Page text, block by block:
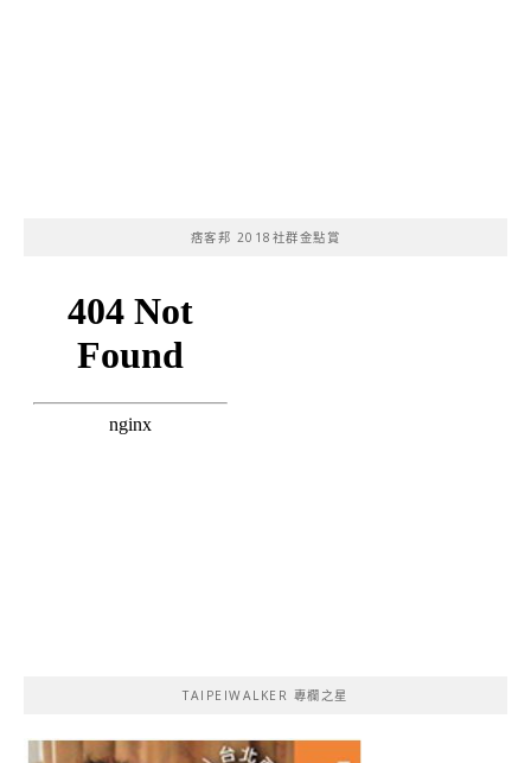
痞客邦 2018社群金點賞
TAIPEIWALKER 專欄之星